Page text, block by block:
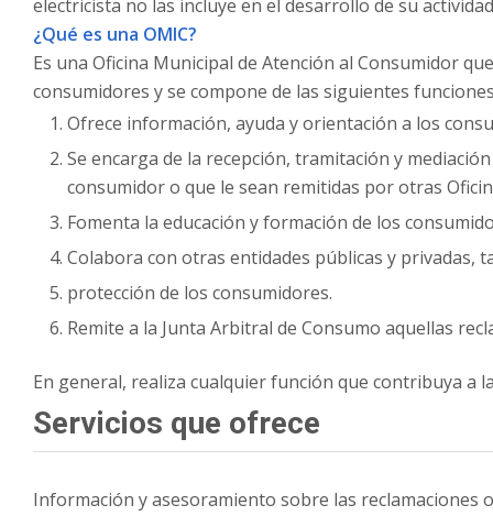
electricista no las incluye en el desarrollo de su
¿Qué es una OMIC?
Es una Oficina Municipal de Atención al Consumidor
consumidores y se compone de las siguientes
Ofrece información, ayuda y orientación a los
Se encarga de la recepción, tramitación y
consumidor o que le sean remitidas por otras
Fomenta la educación y formación de los
Colabora con otras entidades públicas y privadas,
protección de los consumidores.
Remite a la Junta Arbitral de Consumo aquellas
En general, realiza cualquier función que contribuya a
Servicios que ofrece
Información y asesoramiento sobre las reclamaciones